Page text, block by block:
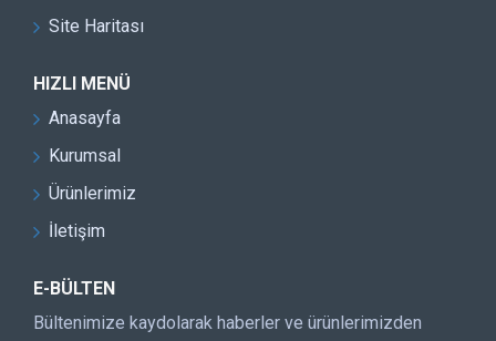
Site Haritası
HIZLI MENÜ
Anasayfa
Kurumsal
Ürünlerimiz
İletişim
E-BÜLTEN
Bültenimize kaydolarak haberler ve ürünlerimizden